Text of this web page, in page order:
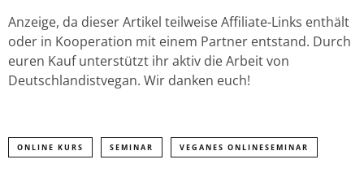
Anzeige, da dieser Artikel teilweise Affiliate-Links enthält
oder in Kooperation mit einem Partner entstand. Durch
euren Kauf unterstützt ihr aktiv die Arbeit von
Deutschlandistvegan. Wir danken euch!
ONLINE KURS SEMINAR VEGANES ONLINESEMINAR